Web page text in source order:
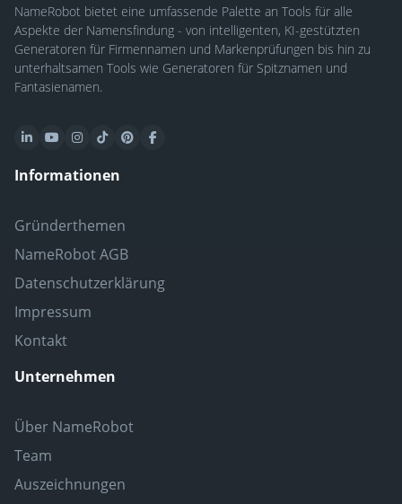
NameRobot bietet eine umfassende Palette an Tools für alle
Aspekte der Namensfindung - von intelligenten, KI-gestützten
Generatoren für Firmennamen und Markenprüfungen bis hin zu
unterhaltsamen Tools wie Generatoren für Spitznamen und
Fantasienamen.
Informationen
Gründerthemen
NameRobot AGB
Datenschutzerklärung
Impressum
Kontakt
Unternehmen
Über NameRobot
Team
Auszeichnungen